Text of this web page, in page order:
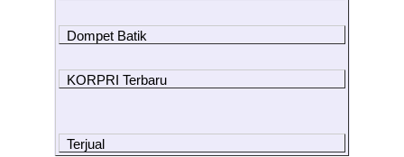
Dompet Batik
KORPRI Terbaru
Terjual